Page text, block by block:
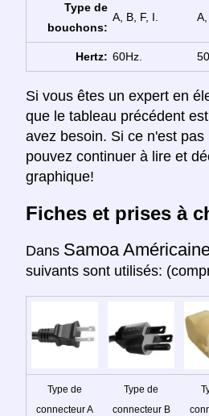
Type de
bouchons:
A, B, F, I. A,
Hertz: 60Hz.
Si vous êtes un expert en
que le tableau précédent
avez besoin. Si ce n'est pas
pouvez continuer à lire et
graphique!
Fiches et prises à
Dans Samoa
suivants sont utilisés:
Type de
connecteur A
Type de
connecteur B